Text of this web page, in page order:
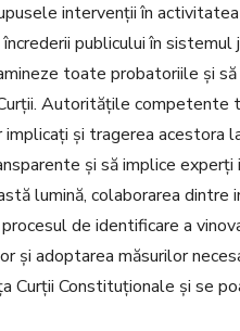
intervenții în
publicului în
toate probatoriile și
Autoritățile
și tragerea acestora
și să implice
lumină, colaborarea
de identificare a
și adoptarea măsurilor
Curții Constituționale și se